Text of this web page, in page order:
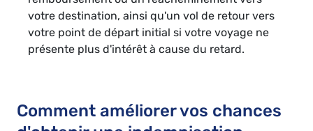
votre destination, ainsi qu'un vol de retour vers
votre point de départ initial si votre voyage ne
présente plus d'intérêt à cause du retard.
Comment améliorer vos chances